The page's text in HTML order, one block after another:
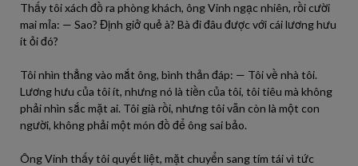
Thấy tôi xách đồ ra phòng khách, ông Vinh ngạc nhiên, rồi cười
mai mỉa: — Sao? Định giở quẻ à? Bà đi đâu được với cái lương hưu
ít ỏi đó?
Tôi nhìn thẳng vào mắt ông, bình thản đáp: — Tôi về nhà tôi.
Lương hưu của tôi ít, nhưng nó là tiền của tôi, tôi tiêu mà không
phải nhìn sắc mặt ai. Tôi già rồi, nhưng tôi vẫn còn là một con
người, không phải một món đồ để ông sai bảo.
Ông Vinh thấy tôi quyết liệt, mặt chuyển sang tím tái vì tức